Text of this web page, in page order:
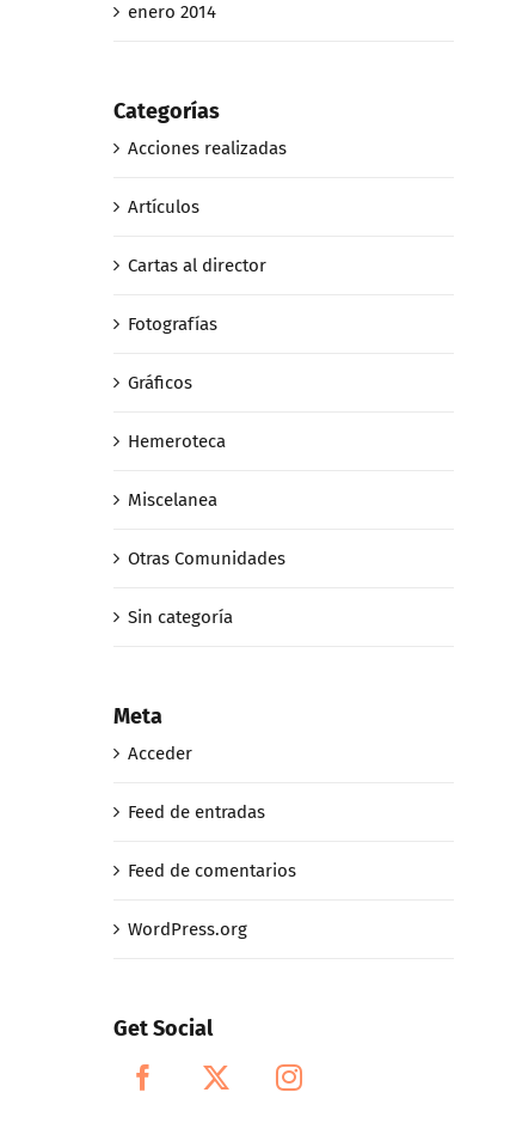
enero 2014
Categorías
Acciones realizadas
Artículos
Cartas al director
Fotografías
Gráficos
Hemeroteca
Miscelanea
Otras Comunidades
Sin categoría
Meta
Acceder
Feed de entradas
Feed de comentarios
WordPress.org
Get Social